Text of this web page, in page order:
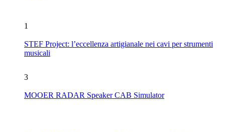
1
STEF Project: l’eccellenza artigianale nei cavi per strumenti
musicali
3
MOOER RADAR Speaker CAB Simulator